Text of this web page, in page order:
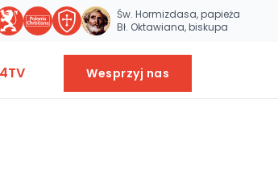
Św. Hormizdasa, papieża
Bł. Oktawiana, biskupa
Wesprzyj nas